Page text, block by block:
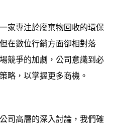
家專注於廢棄物回收的環保
在數位行銷方面卻相對落
競爭的加劇，公司意識到必
略，以掌握更多商機。
司高層的深入討論，我們確